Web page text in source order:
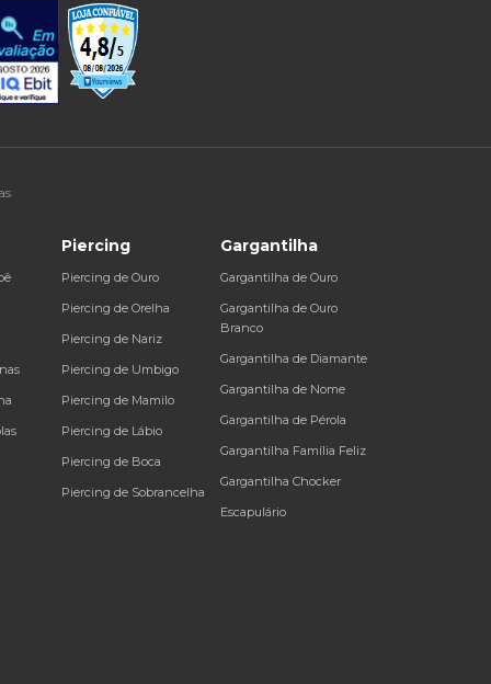
Piercing
Piercing de Ouro
Piercing de Orelha
Piercing de Nariz
Piercing de Umbigo
Piercing de Mamilo
Piercing de Lábio
Piercing de Boca
Piercing de Sobrancelha
Gargantilha
Gargantilha de Ouro
Gargantilha de Ouro
Branco
Gargantilha de Diamante
Gargantilha de Nome
Gargantilha de Pérola
Gargantilha Família Feliz
Gargantilha Chocker
Escapulário